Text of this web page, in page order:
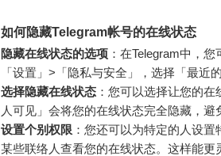
如何隐藏Telegram帐号的在线状态
隐藏在线状态的选项 ：在Telegram中，
「设置」>「隐私与安全」，选择「最近
选择隐藏在线状态 ：您可以选择让您的
人可见」会将您的在线状态完全隐藏，避
设置个别权限 ：您还可以为特定的人设
某些联络人查看您的在线状态。这样能更